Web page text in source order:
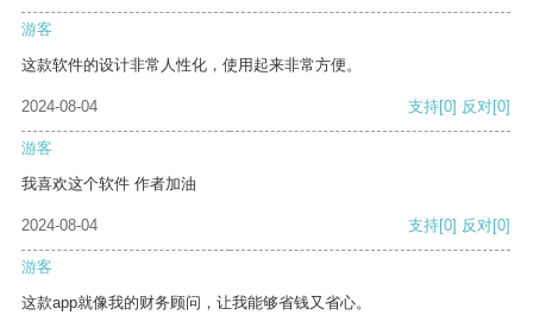
游客
这款软件的设计非常人性化，使用起来非常方便。
2024-08-04 支持[0] 反对[0]
游客
我喜欢这个软件 作者加油
2024-08-04 支持[0] 反对[0]
游客
这款app就像我的财务顾问，让我能够省钱又省心。